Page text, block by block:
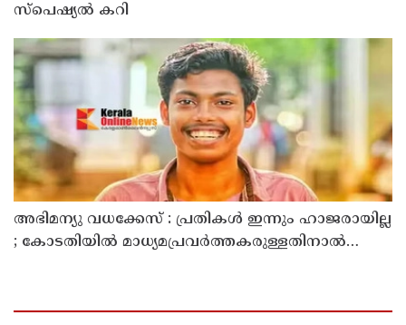
സ്പെഷ്യൽ കറി
അഭിമന്യു വധക്കേസ് : പ്രതികൾ ഇന്നും ഹാജരായില്ല
; കോടതിയിൽ മാധ്യമപ്രവർത്തകരുള്ളതിനാൽ